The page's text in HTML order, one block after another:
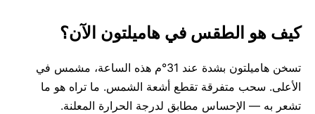
كيف هو الطقس في هاميلتون الآن؟
تسخن هاميلتون بشدة عند 31°م هذه الساعة، مشمس في
الأعلى. سحب متفرقة تقطع أشعة الشمس. ما تراه هو ما
تشعر به — الإحساس مطابق لدرجة الحرارة المعلنة.